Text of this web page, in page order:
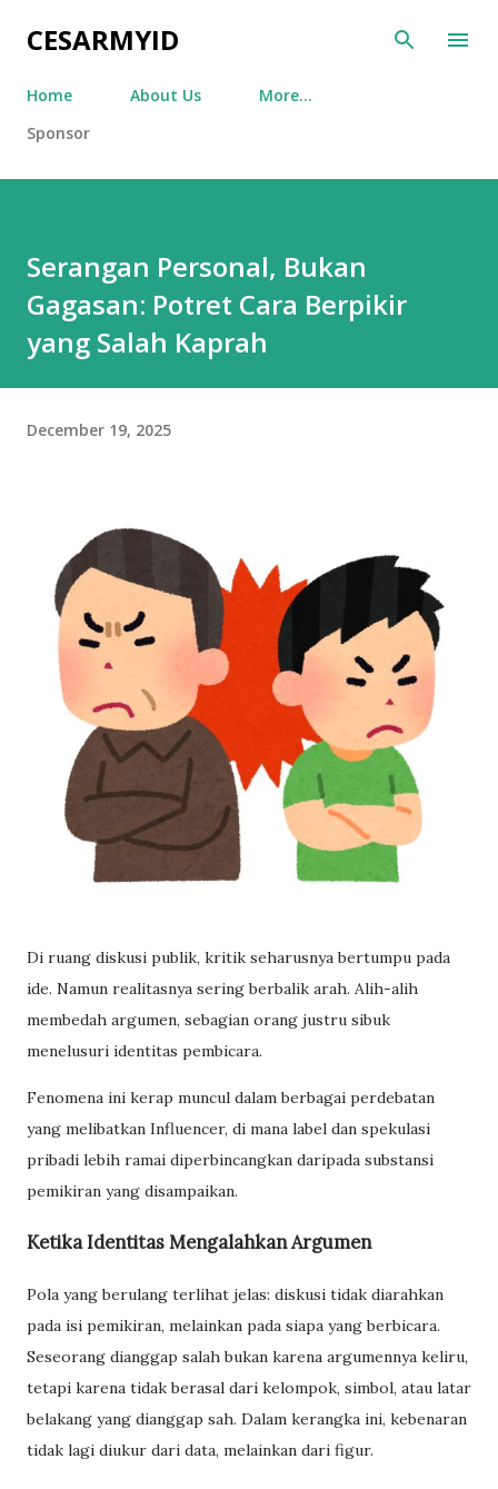
Skip to main content
CESARMYID
Home About Us
More…
Sponsor
Serangan Personal, Bukan
Gagasan: Potret Cara Berpikir
yang Salah Kaprah
December 19, 2025
Di ruang diskusi publik, kritik seharusnya bertumpu pada
ide. Namun realitasnya sering berbalik arah. Alih-alih
membedah argumen, sebagian orang justru sibuk
menelusuri identitas pembicara.
Fenomena ini kerap muncul dalam berbagai perdebatan
yang melibatkan Influencer, di mana label dan spekulasi
pribadi lebih ramai diperbincangkan daripada substansi
pemikiran yang disampaikan.
Ketika Identitas Mengalahkan Argumen
Pola yang berulang terlihat jelas: diskusi tidak diarahkan
pada isi pemikiran, melainkan pada siapa yang berbicara.
Seseorang dianggap salah bukan karena argumennya keliru,
tetapi karena tidak berasal dari kelompok, simbol, atau latar
belakang yang dianggap sah. Dalam kerangka ini, kebenaran
tidak lagi diukur dari data, melainkan dari figur.